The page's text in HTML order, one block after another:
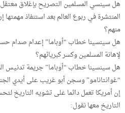
هل سينسي المسلمين التصريح بإغلاق معتقل
المنتشرة في ربوع العالم بعد استنفاذ مهمتها
منهم؟
هل سينسينا خطاب “أوباما” إعدام صدام
لإهانة المسلمين وكسر كبريائهم؟
هل سينسينا خطاب “أوباما” جريمة تدنيس
“غوانتانامو” وسجن أبو غريب على أيدي
إن أمريكا تعمل دائما على تشويه التاريخ
التاريخ معها نقول: